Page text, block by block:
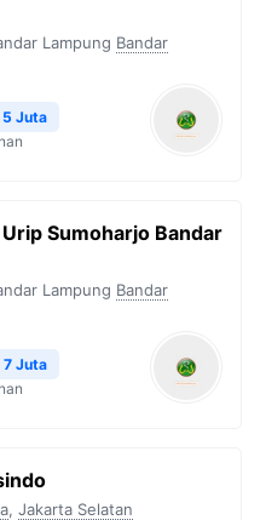
Lampung Bandar
Juta
Sumoharjo Bandar
Lampung Bandar
Juta
, Jakarta Selatan